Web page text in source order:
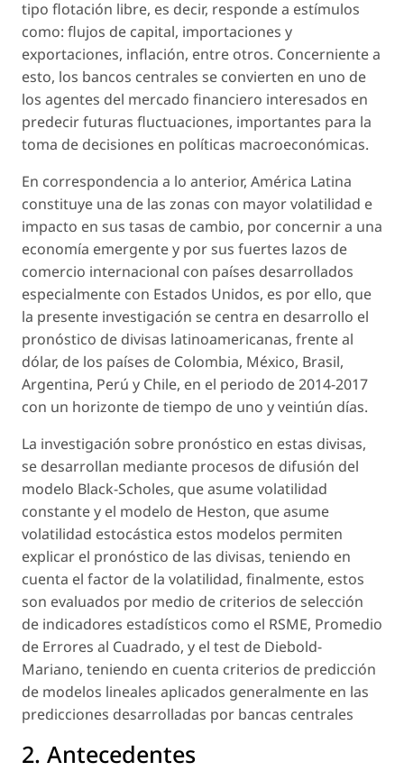
tipo flotación libre, es decir, responde a estímulos
como: flujos de capital, importaciones y
exportaciones, inflación, entre otros. Concerniente a
esto, los bancos centrales se convierten en uno de
los agentes del mercado financiero interesados en
predecir futuras fluctuaciones, importantes para la
toma de decisiones en políticas macroeconómicas.
En correspondencia a lo anterior, América Latina
constituye una de las zonas con mayor volatilidad e
impacto en sus tasas de cambio, por concernir a una
economía emergente y por sus fuertes lazos de
comercio internacional con países desarrollados
especialmente con Estados Unidos, es por ello, que
la presente investigación se centra en desarrollo el
pronóstico de divisas latinoamericanas, frente al
dólar, de los países de Colombia, México, Brasil,
Argentina, Perú y Chile, en el periodo de 2014-2017
con un horizonte de tiempo de uno y veintiún días.
La investigación sobre pronóstico en estas divisas,
se desarrollan mediante procesos de difusión del
modelo Black-Scholes, que asume volatilidad
constante y el modelo de Heston, que asume
volatilidad estocástica estos modelos permiten
explicar el pronóstico de las divisas, teniendo en
cuenta el factor de la volatilidad, finalmente, estos
son evaluados por medio de criterios de selección
de indicadores estadísticos como el RSME, Promedio
de Errores al Cuadrado, y el test de Diebold-
Mariano, teniendo en cuenta criterios de predicción
de modelos lineales aplicados generalmente en las
predicciones desarrolladas por bancas centrales
2. Antecedentes